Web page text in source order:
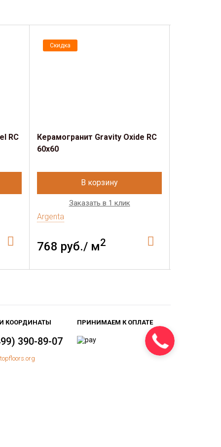
RC
Скидка
Керамогранит Gravity Oxide RC
60x60
В корзину
Заказать в 1 клик
Argenta
768 руб./ м2
КООРДИНАТЫ
390-89-07
ПРИНИМАЕМ К ОПЛАТЕ